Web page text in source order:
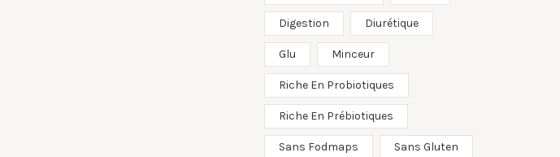
Digestion Diurétique
Glu Minceur
Riche En Probiotiques
Riche En Prébiotiques
Sans Fodmaps Sans Gluten